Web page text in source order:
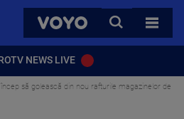
VOYO
CAUTA
TOATE
NEWS LIVE
să golească din nou rafturile magazinelor de